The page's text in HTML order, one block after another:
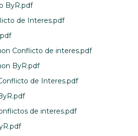
ByR.pdf
de Interes.pdf
Conflicto de interes.pdf
ByR.pdf
de Interes.pdf
de interes.pdf